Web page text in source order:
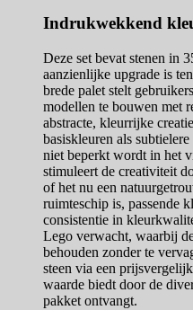
Indrukwekkend
Deze set bevat stenen in
aanzienlijke upgrade is
brede palet stelt
modellen te bouwen met
abstracte, kleurrijke
basiskleuren als
niet beperkt wordt in het
stimuleert de creativiteit
of het nu een
ruimteschip is, passende
consistentie in
Lego verwacht, waarbij
behouden zonder te
steen via een
waarde biedt door de
pakket ontvangt.